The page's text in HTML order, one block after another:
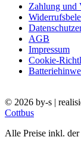
Zahlung und
AGB
Impressum
Cookie-
© 2026 by-s |
Cottbus
Alle Preise inkl.